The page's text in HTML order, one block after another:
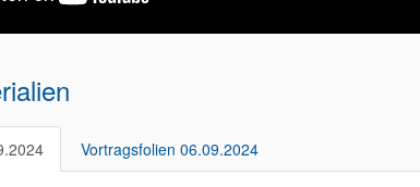
Vortragsfolien 06.09.2024